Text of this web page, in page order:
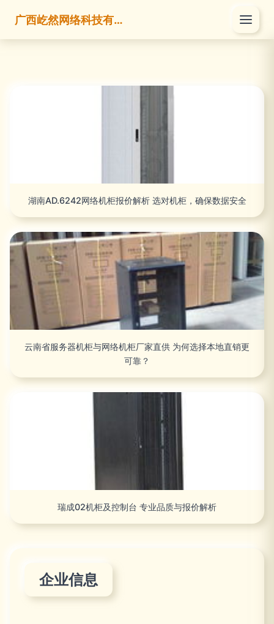
广西屹然网络科技有限公司
湖南AD.6242网络机柜报价解析 选对机柜，确保数据安全
云南省服务器机柜与网络机柜厂家直供 为何选择本地直销更
可靠？
瑞成02机柜及控制台 专业品质与报价解析
企业信息